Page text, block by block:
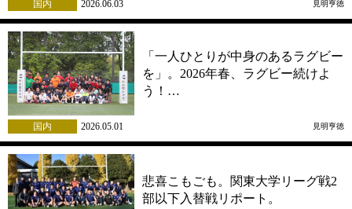
国内 2026.06.03 見明亨徳
「一人ひとりが中身のあるラグビー
を」。2026年春、ラグビー続けよ
う！…
国内 2026.05.01 見明亨徳
悲喜こもごも。関東大学リーグ戦2
部以下入替戦リポート。